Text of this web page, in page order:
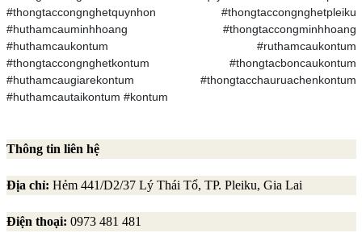
#thongtaccongnghetquynhon #thongtaccongnghetpleiku
#huthamcauminhhoang #thongtaccongminhhoang
#huthamcaukontum #ruthamcaukontum
#thongtaccongnghetkontum #thongtacboncaukontum
#huthamcaugiarekontum #thongtacchauruachenkontum
#huthamcautaikontum #kontum
Thông tin liên hệ
Địa chỉ: Hẻm 441/D2/37 Lý Thái Tổ, TP. Pleiku, Gia Lai
Điện thoại: 0973 481 481